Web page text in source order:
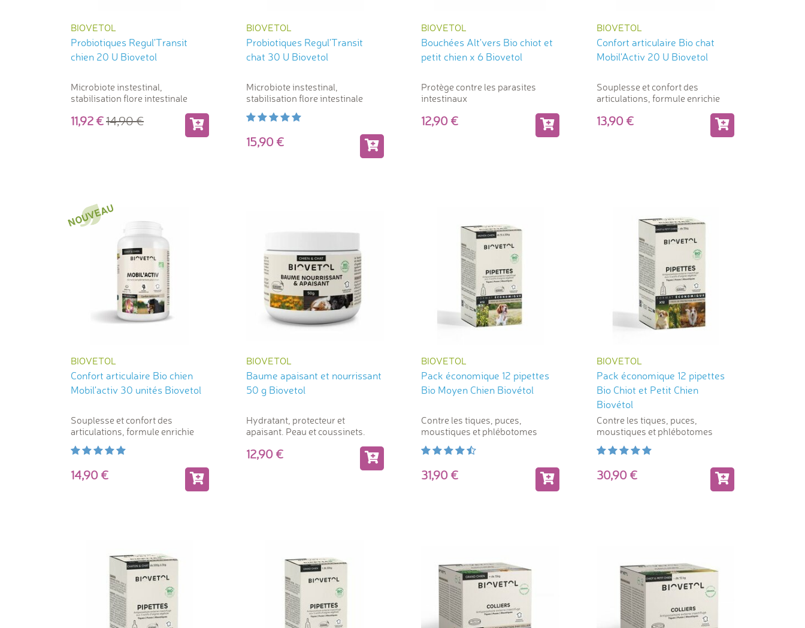
BIOVETOL
Probiotiques Regul'Transit
chien 20 U Biovetol
Microbiote instestinal,
stabilisation flore intestinale
11,9214,90
BIOVETOL
Probiotiques Regul'Transit
chat 30 U Biovetol
Microbiote instestinal,
stabilisation flore intestinale
15,90
BIOVETOL
Bouchées Alt'vers Bio chiot et
petit chien x 6 Biovetol
Protège contre les parasites
intestinaux
12,90
BIOVETOL
Confort articulaire Bio chat
Mobil'Activ 20 U Biovetol
Souplesse et confort des
articulations, formule enrichie
13,90
BIOVETOL
Confort articulaire Bio chien
Mobil'activ 30 unités Biovetol
Souplesse et confort des
articulations, formule enrichie
14,90
BIOVETOL
Baume apaisant et nourrissant
50 g Biovetol
Hydratant, protecteur et
apaisant. Peau et coussinets.
12,90
BIOVETOL
Pack économique 12 pipettes
Bio Moyen Chien Biovétol
Contre les tiques, puces,
moustiques et phlébotomes
31,90
BIOVETOL
Pack économique 12 pipettes
Bio Chiot et Petit Chien
Biovétol
Contre les tiques, puces,
moustiques et phlébotomes
30,90